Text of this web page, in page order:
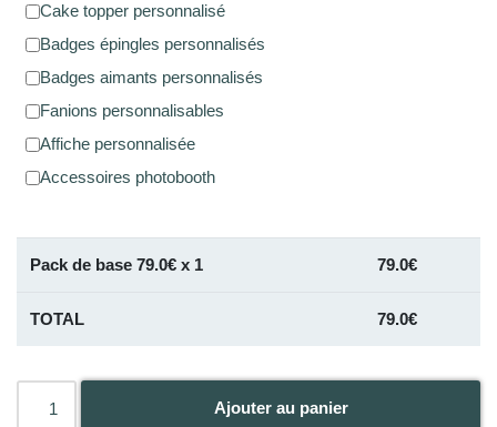
Cake topper personnalisé
Badges épingles personnalisés
Badges aimants personnalisés
Fanions personnalisables
Affiche personnalisée
Accessoires photobooth
Pack de base 79.0€ x 1 79.0€
TOTAL 79.0€
Ajouter au panier